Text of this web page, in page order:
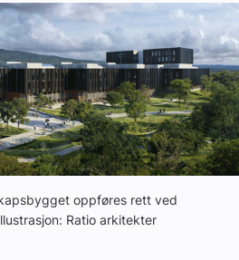
oppføres rett ved
Ratio arkitekter